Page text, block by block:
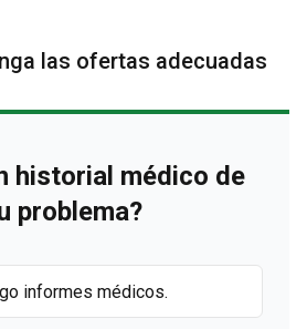
las ofertas adecuadas
historial médico de
problema?
informes médicos.